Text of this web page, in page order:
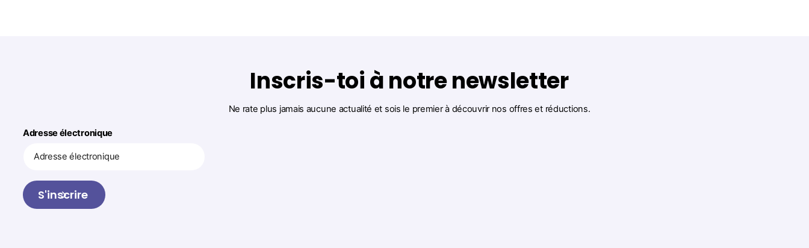
Inscris-toi à notre newsletter
Ne rate plus jamais aucune actualité et sois le premier à découvrir nos offres et réductions.
Adresse électronique
S'inscrire